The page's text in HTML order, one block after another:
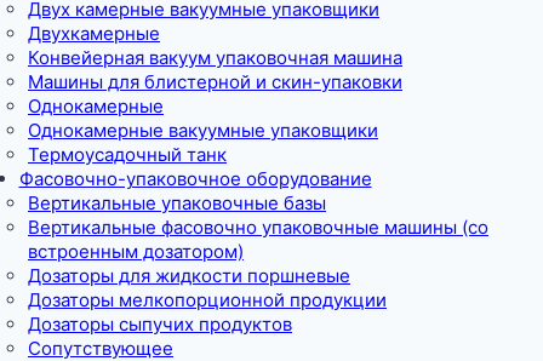
Двух камерные вакуумные упаковщики
Двухкамерные
Конвейерная вакуум упаковочная машина
Машины для блистерной и скин-упаковки
Однокамерные
Однокамерные вакуумные упаковщики
Термоусадочный танк
Фасовочно-упаковочное оборудование
Вертикальные упаковочные базы
Вертикальные фасовочно упаковочные машины (со
встроенным дозатором)
Дозаторы для жидкости поршневые
Дозаторы мелкопорционной продукции
Дозаторы сыпучих продуктов
Сопутствующее